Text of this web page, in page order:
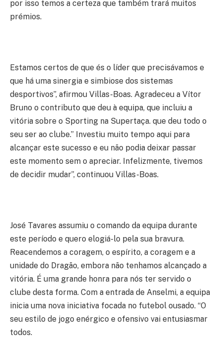
por isso temos a certeza que também trará muitos
prémios.
Estamos certos de que és o líder que precisávamos e
que há uma sinergia e simbiose dos sistemas
desportivos”, afirmou Villas-Boas. Agradeceu a Vítor
Bruno o contributo que deu à equipa, que incluiu a
vitória sobre o Sporting na Supertaça. que deu todo o
seu ser ao clube.” Investiu muito tempo aqui para
alcançar este sucesso e eu não podia deixar passar
este momento sem o apreciar. Infelizmente, tivemos
de decidir mudar”, continuou Villas-Boas.
José Tavares assumiu o comando da equipa durante
este período e quero elogiá-lo pela sua bravura.
Reacendemos a coragem, o espírito, a coragem e a
unidade do Dragão, embora não tenhamos alcançado a
vitória. É uma grande honra para nós ter servido o
clube desta forma. Com a entrada de Anselmi, a equipa
inicia uma nova iniciativa focada no futebol ousado. “O
seu estilo de jogo enérgico e ofensivo vai entusiasmar
todos.